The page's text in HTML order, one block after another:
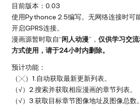
目前版本：0.03
使用Pythonce 2.5编写。无网络连接时可
开启GPRS连接。
漫画源暂时取自“闲人动漫”， 仅供学习交
方式使用，请于24小时内删除。
预计功能：
（╳）1.自动获取最新更新列表。
（√）2.搜索并获取相应漫画的章节列表。
（√）3.获取目标章节图像地址及图像总数。